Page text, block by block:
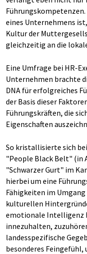
eines Unternehmens
Kultur der
gleichzeitig an die
Eine Umfrage bei HR-
Unternehmen brachte
DNA für erfolgreiches
der Basis dieser
Führungskräften, die
Eigenschaften
So kristallisierte sich
"People Black Belt" (in
"Schwarzer Gurt" im
hierbei um eine
Fähigkeiten im
kulturellen
emotionale Intelligenz
innezuhalten,
landesspezifische
besonderes Feingefühl,